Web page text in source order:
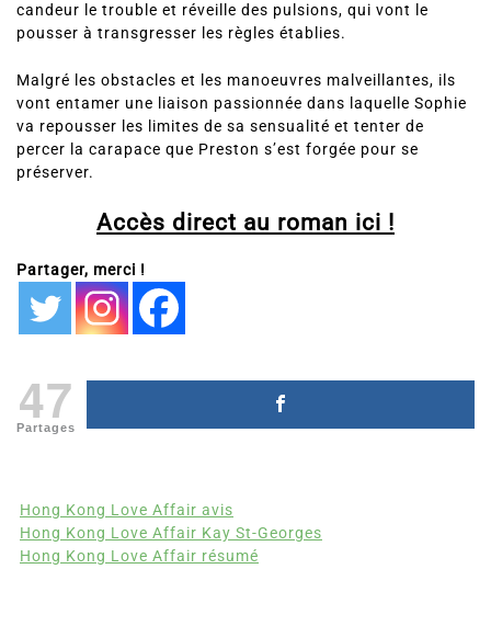
candeur le trouble et réveille des pulsions, qui vont le
pousser à transgresser les règles établies.
Malgré les obstacles et les manoeuvres malveillantes, ils
vont entamer une liaison passionnée dans laquelle Sophie
va repousser les limites de sa sensualité et tenter de
percer la carapace que Preston s’est forgée pour se
préserver.
Accès direct au roman ici !
Partager, merci !
47
Partages
Hong Kong Love Affair avis
Hong Kong Love Affair Kay St-Georges
Hong Kong Love Affair résumé